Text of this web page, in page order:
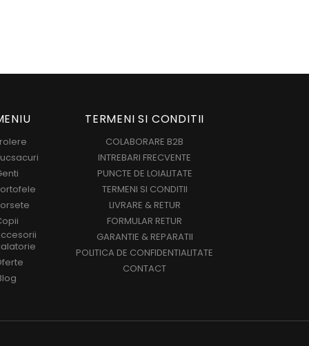
TERMENI SI CONDITII
COLABORARE B2B
INTREBARI FRECVENTE
PUNCTE DE LOIALITATE
TERMENI SI CONDITII
LIVRARE & RETUR
FORMULAR RETUR
GARANTIE & REPARATII
POLITICA DE CONFIDENTIALITATE
CONTACT